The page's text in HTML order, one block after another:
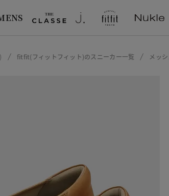
fitfit(フィットフィット)のスニーカー一覧 メッ